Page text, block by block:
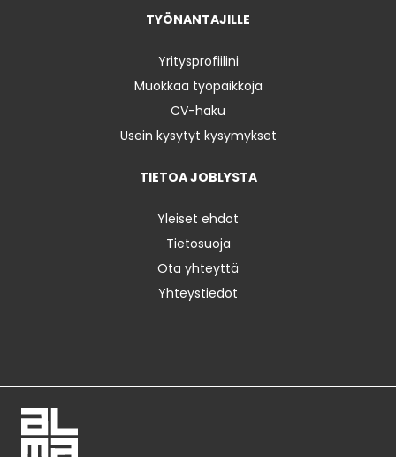
TYÖNANTAJILLE
Yritysprofiilini
Muokkaa työpaikkoja
CV-haku
Usein kysytyt kysymykset
TIETOA JOBLYSTA
Yleiset ehdot
Tietosuoja
Ota yhteyttä
Yhteystiedot